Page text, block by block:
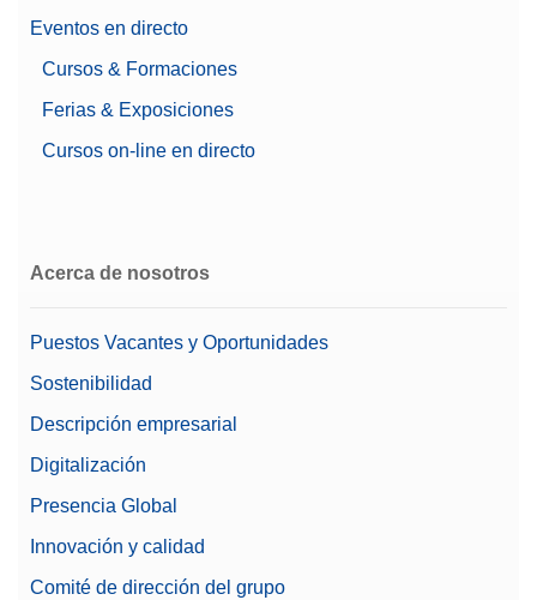
Eventos en directo
Cursos & Formaciones
Ferias & Exposiciones
Cursos on-line en directo
Acerca de nosotros
Puestos Vacantes y Oportunidades
Sostenibilidad
Descripción empresarial
Digitalización
Presencia Global
Innovación y calidad
Comité de dirección del grupo